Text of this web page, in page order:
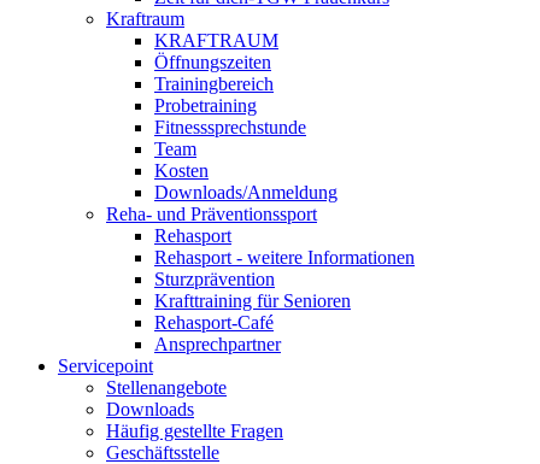
Kraftraum
KRAFTRAUM
Öffnungszeiten
Trainingbereich
Probetraining
Fitnesssprechstunde
Team
Kosten
Downloads/Anmeldung
Reha- und Präventionssport
Rehasport
Rehasport - weitere Informationen
Sturzprävention
Krafttraining für Senioren
Rehasport-Café
Ansprechpartner
Servicepoint
Stellenangebote
Downloads
Häufig gestellte Fragen
Geschäftsstelle